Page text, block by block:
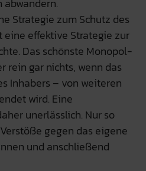
Strategie zum Schutz des
effektive Strategie zur
Das schönste Monopol-
rein gar nichts, wenn das
Inhabers – von weiteren
wird. Eine
unerlässlich. Nur so
gegen das eigene
und anschließend